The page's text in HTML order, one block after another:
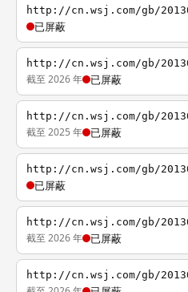
http://cn.wsj.com/gb/
已屏蔽
http://cn.wsj.com/gb/
截至 2026 年 已屏蔽
http://cn.wsj.com/gb/
截至 2025 年 已屏蔽
http://cn.wsj.com/gb/
已屏蔽
http://cn.wsj.com/gb/
截至 2026 年 已屏蔽
http://cn.wsj.com/gb/